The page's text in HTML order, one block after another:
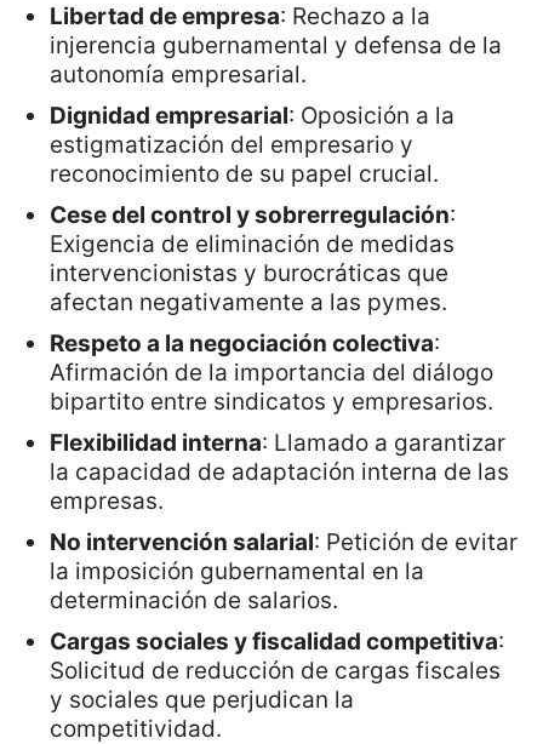
Libertad de empresa: Rechazo a la
injerencia gubernamental y defensa de la
autonomía empresarial.
Dignidad empresarial: Oposición a la
estigmatización del empresario y
reconocimiento de su papel crucial.
Cese del control y sobrerregulación:
Exigencia de eliminación de medidas
intervencionistas y burocráticas que
afectan negativamente a las pymes.
Respeto a la negociación colectiva:
Afirmación de la importancia del diálogo
bipartito entre sindicatos y empresarios.
Flexibilidad interna: Llamado a garantizar
la capacidad de adaptación interna de las
empresas.
No intervención salarial: Petición de evitar
la imposición gubernamental en la
determinación de salarios.
Cargas sociales y fiscalidad competitiva:
Solicitud de reducción de cargas fiscales
y sociales que perjudican la
competitividad.